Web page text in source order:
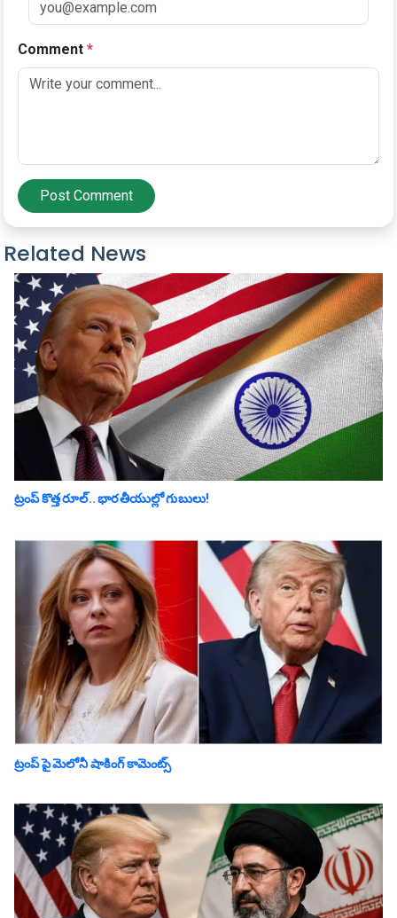
Comment *
Post Comment
Related News
ట్రంప్ కొత్త రూల్.. భారతీయుల్లో గుబులు!
ట్రంప్ పై మెలోనీ షాకింగ్ కామెంట్స్